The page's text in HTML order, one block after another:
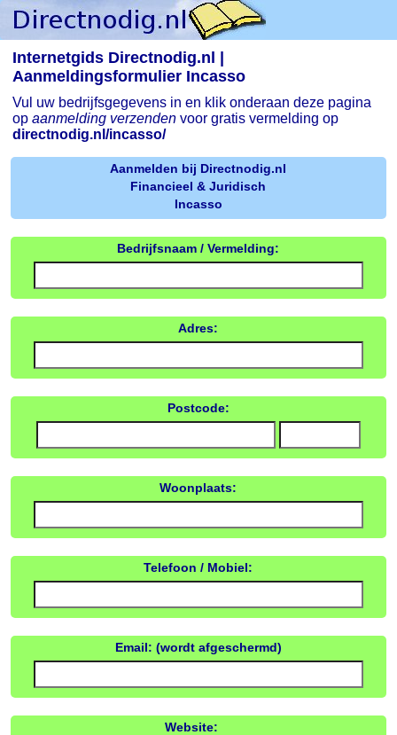
Internetgids Directnodig.nl |
Aanmeldingsformulier Incasso
Vul uw bedrijfsgegevens in en klik onderaan deze pagina
opaanmelding verzenden voor gratis vermelding op
directnodig.nl/incasso/
Aanmelden bij Directnodig.nl
Financieel & Juridisch
Incasso
Bedrijfsnaam / Vermelding:
Adres:
Postcode:
Woonplaats:
Telefoon / Mobiel:
Email: (wordt afgeschermd)
Website: